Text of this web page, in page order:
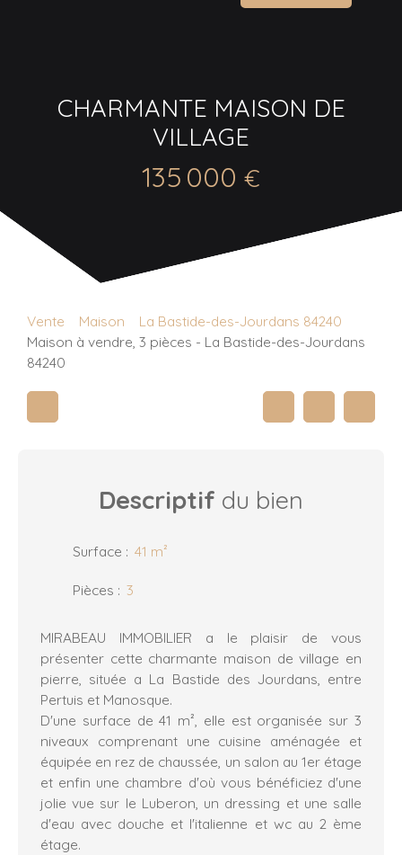
CHARMANTE MAISON DE
VILLAGE
135 000 €
Vente Maison
La Bastide-des-Jourdans 84240
Maison à vendre, 3 pièces - La Bastide-des-Jourdans
84240
Descriptif du bien
Surface : 41 m²
Pièces : 3
MIRABEAU IMMOBILIER a le plaisir de vous
présenter cette charmante maison de village en
pierre, située a La Bastide des Jourdans, entre
Pertuis et Manosque.
D'une surface de 41 m², elle est organisée sur 3
niveaux comprenant une cuisine aménagée et
équipée en rez de chaussée, un salon au 1er étage
et enfin une chambre d'où vous bénéficiez d'une
jolie vue sur le Luberon, un dressing et une salle
d'eau avec douche et l'italienne et wc au 2 ème
étage.